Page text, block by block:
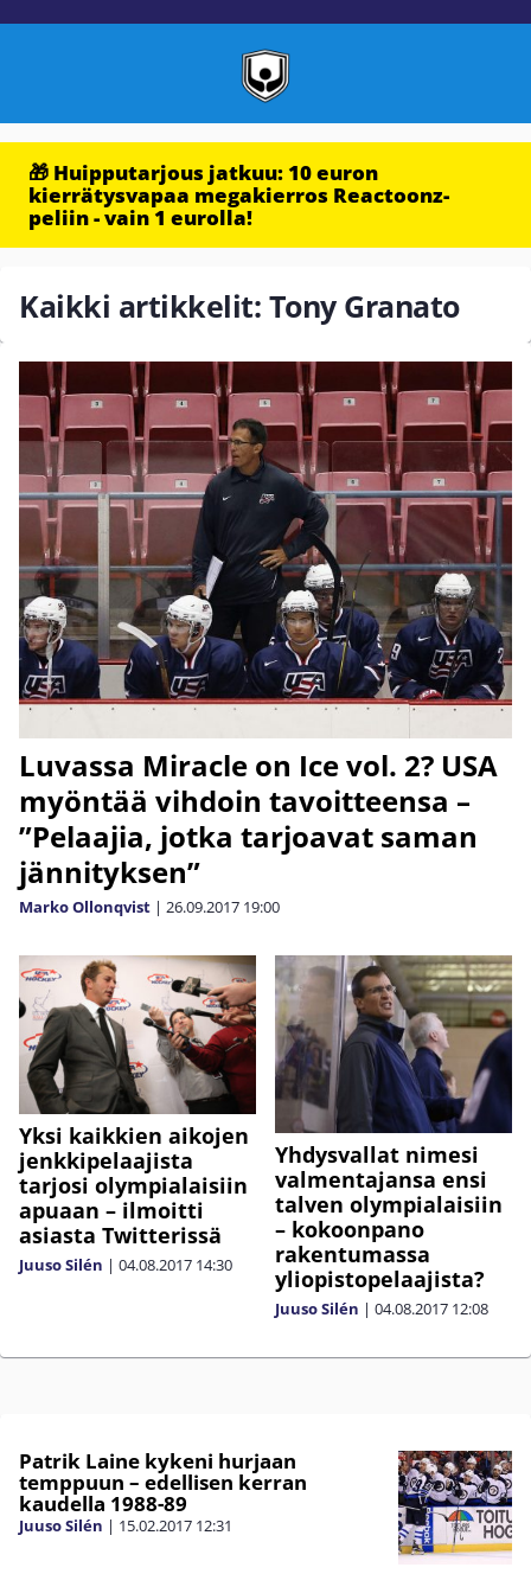
🎁 Huipputarjous jatkuu: 10 euron
kierrätysvapaa megakierros Reactoonz-
peliin - vain 1 eurolla!
Kaikki artikkelit: Tony Granato
Luvassa Miracle on Ice vol. 2? USA
myöntää vihdoin tavoitteensa –
”Pelaajia, jotka tarjoavat saman
jännityksen”
Marko Ollonqvist | 26.09.2017 19:00
Yksi kaikkien aikojen
jenkkipelaajista
tarjosi olympialaisiin
apuaan – ilmoitti
asiasta Twitterissä
Juuso Silén | 04.08.2017 14:30
Yhdysvallat nimesi
valmentajansa ensi
talven olympialaisiin
– kokoonpano
rakentumassa
yliopistopelaajista?
Juuso Silén | 04.08.2017 12:08
Patrik Laine kykeni hurjaan
temppuun – edellisen kerran
kaudella 1988-89
Juuso Silén | 15.02.2017 12:31